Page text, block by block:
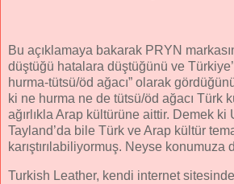
Bu açıklamaya bakarak PRYN
düştüğü hatalara düştüğünü ve
hurma-tütsü/öd ağacı” olarak
ki ne hurma ne de tütsü/öd ağacı Türk
ağırlıkla Arap kültürüne aittir. Demek
Tayland’da bile Türk ve Arap kültür
karıştırılabiliyormuş. Neyse konumuza
Turkish Leather, kendi internet sitesinde